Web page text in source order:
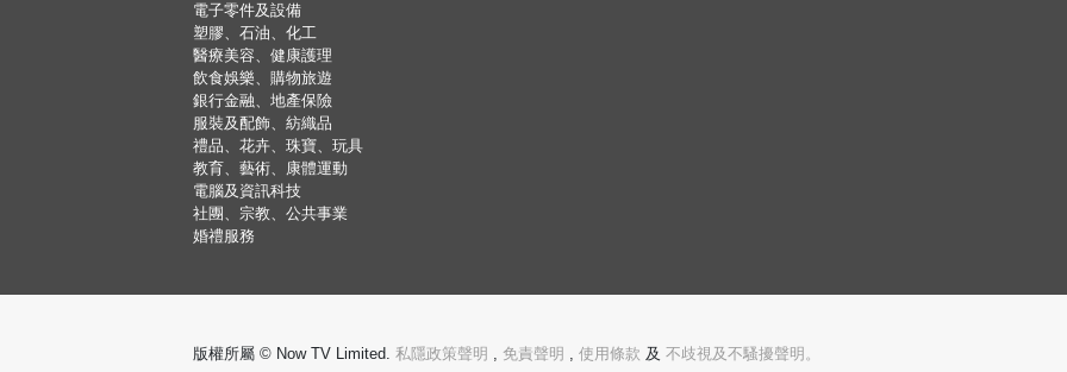
電子零件及設備
塑膠、石油、化工
醫療美容、健康護理
飲食娛樂、購物旅遊
銀行金融、地產保險
服裝及配飾、紡織品
禮品、花卉、珠寶、玩具
教育、藝術、康體運動
電腦及資訊科技
社團、宗教、公共事業
婚禮服務
版權所屬 © Now TV Limited. 私隱政策聲明 , 免責聲明 , 使用條款 及 不歧視及不騷擾聲明。